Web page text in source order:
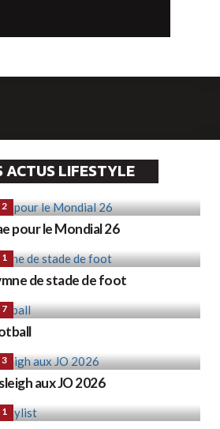
ACTUS LIFESTYLE
2
pour le Mondial 26
1
de stade de foot
7
3
aux JO 2026
1